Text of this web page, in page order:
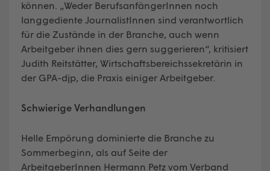
können. „Weder BerufsanfängerInnen noch
langgediente JournalistInnen sind verantwortlich
für die Zustände in der Branche, auch wenn
Arbeitgeber ihnen dies gern suggerieren“, kritisiert
Judith Reitstätter, Wirtschaftsbereichssekretärin in
der GPA-djp, die Praxis einiger Arbeitgeber.
Schwierige Verhandlungen
Helle Empörung dominierte die Branche zu
Sommerbeginn, als auf Seite der
ArbeitgeberInnen Hermann Petz vom Verband